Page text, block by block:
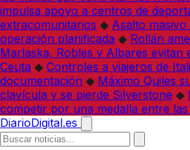
impulsa apoyo a centros de
extracomunitarios ◆ Asalto
operación planificada ◆ Rollán
Marlaska, Robles y Albares evitan
Ceuta ◆ Controles a viajeros de
documentación ◆ Máximo Quiles
clavícula y se pierde Silverstone ◆
competir por una medalla entre las
DiarioDigital.es